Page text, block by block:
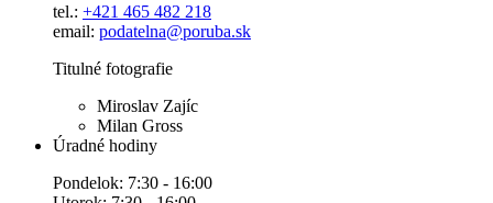
tel.: +421 465 482 218
email: podatelna@poruba.sk
Titulné fotografie
Miroslav Zajíc
Milan Gross
Úradné hodiny
Pondelok: 7:30 - 16:00